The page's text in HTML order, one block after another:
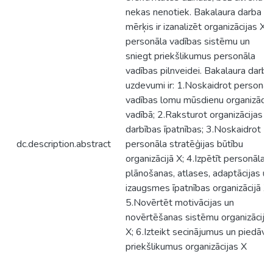
dc.description.abstract
nekas nenotiek. Bakalaura darba
mērķis ir izanalizēt organizācijas X
personāla vadības sistēmu un
sniegt priekšlikumus personāla
vadības pilnveidei. Bakalaura darba
uzdevumi ir: 1.Noskaidrot
vadības lomu mūsdienu
vadībā; 2.Raksturot organizācijas X
darbības īpatnības; 3.Noskaidrot
personāla stratēģijas būtību
organizācijā X; 4.Izpētīt personāla
plānošanas, atlases, adaptācijas un
izaugsmes īpatnības organizācijā X;
5.Novērtēt motivācijas un
novērtēšanas sistēmu organizācijā
X; 6.Izteikt secinājumus un
priekšlikumus organizācijas X